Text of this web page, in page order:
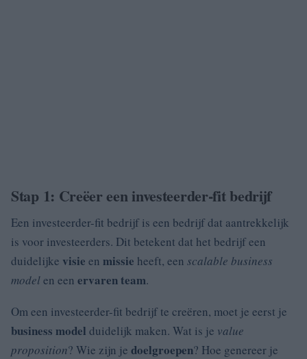
Stap 1: Creëer een investeerder-fit bedrijf
Een investeerder-fit bedrijf is een bedrijf dat aantrekkelijk
is voor investeerders. Dit betekent dat het bedrijf een
duidelijke visie en missie heeft, een scalable business
modelen een ervaren team.
Om een investeerder-fit bedrijf te creëren, moet je eerst je
business model duidelijk maken. Wat is je value
proposition? Wie zijn je doelgroepen? Hoe genereer je